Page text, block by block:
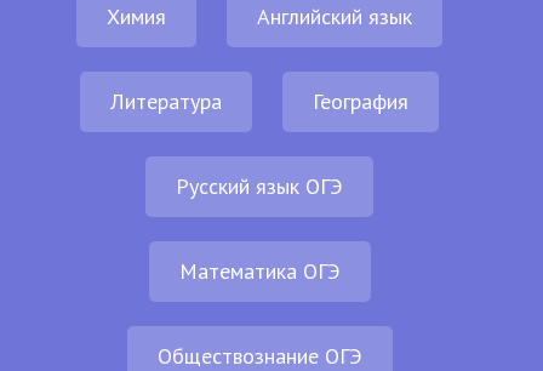
Химия Английский язык
Литература География
Русский язык ОГЭ
Математика ОГЭ
Обществознание ОГЭ